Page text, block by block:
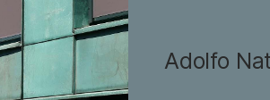
Adolfo